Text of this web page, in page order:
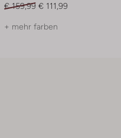
€ 159,99 € 111,99
+ mehr farben